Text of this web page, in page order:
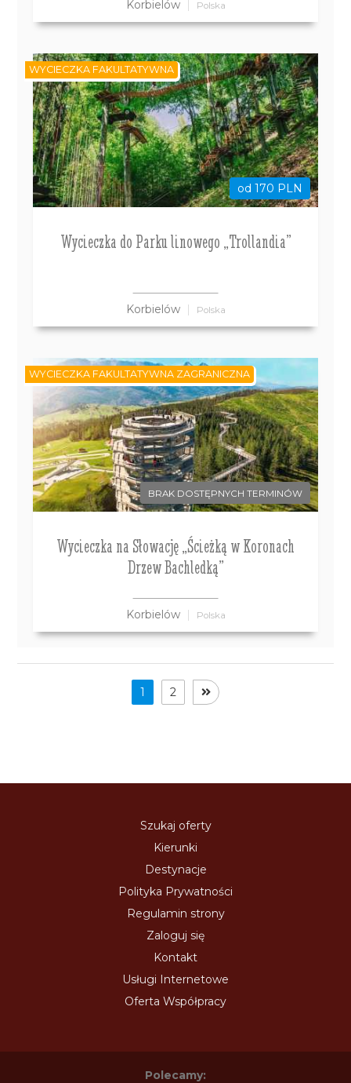
Korbielów Polska
od 170 PLN
Wycieczka do Parku linowego „Trollandia”
Korbielów Polska
WYCIECZKA FAKULTATYWNA
BRAK DOSTĘPNYCH TERMINÓW
Wycieczka na Słowację „Ścieżką w Koronach
Drzew Bachledką”
Korbielów Polska
WYCIECZKA FAKULTATYWNA ZAGRANICZNA
1 2
Szukaj oferty
Kierunki
Destynacje
Polityka Prywatności
Regulamin strony
Zaloguj się
Kontakt
Usługi Internetowe
Oferta Współpracy
Polecamy: